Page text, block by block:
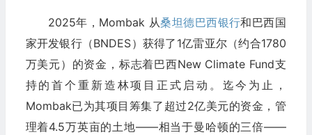
2025年，Mombak 从桑坦德巴西银行和巴西国
家开发银行（BNDES）获得了1亿雷亚尔（约合1780
万美元）的资金，标志着巴西New Climate Fund支
持的首个重新造林项目正式启动。迄今为止，
Mombak已为其项目筹集了超过2亿美元的资金，管
理着4.5万英亩的土地——相当于曼哈顿的三倍——